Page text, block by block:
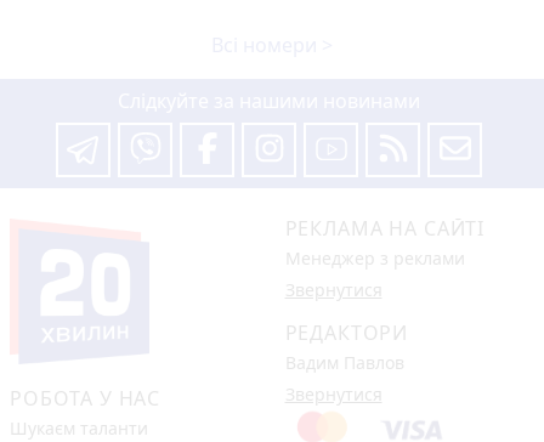
РОБОТА У НАС
Шукаєм таланти
РЕКЛАМА НА САЙТІ
Менеджер з реклами
Звернутися
РЕДАКТОРИ
Вадим Павлов
Звернутися